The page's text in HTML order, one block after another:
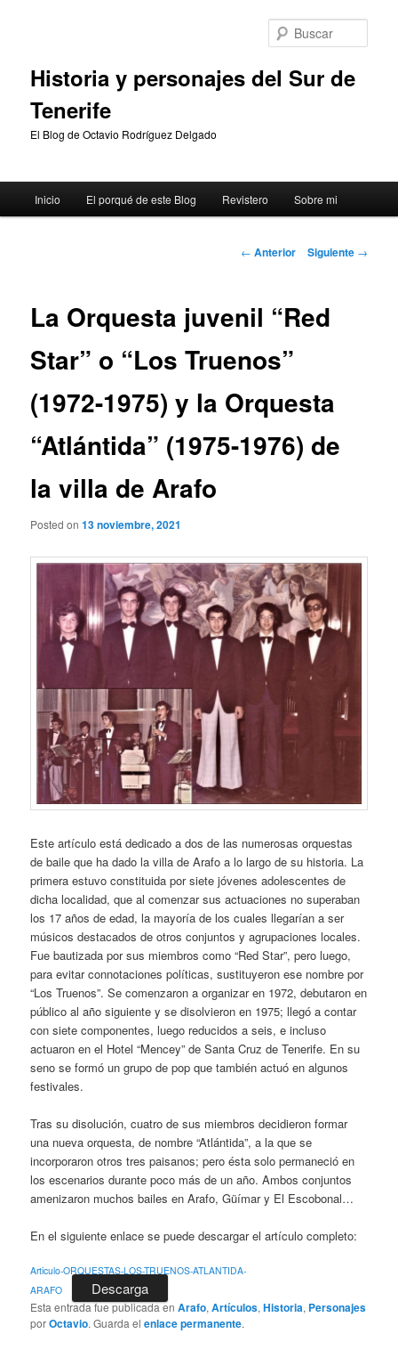
Historia y personajes del Sur de
Tenerife
El Blog de Octavio Rodríguez Delgado
principal
Inicio El porqué de este Blog Revistero Sobre mi
Navegación
← Anterior Siguiente →
La Orquesta juvenil “Red
Star” o “Los Truenos”
(1972-1975) y la Orquesta
“Atlántida” (1975-1976) de
la villa de Arafo
Posted on13 noviembre, 2021
Este artículo está dedicado a dos de las numerosas orquestas
de baile que ha dado la villa de Arafo a lo largo de su historia. La
primera estuvo constituida por siete jóvenes adolescentes de
dicha localidad, que al comenzar sus actuaciones no superaban
los 17 años de edad, la mayoría de los cuales llegarían a ser
músicos destacados de otros conjuntos y agrupaciones locales.
Fue bautizada por sus miembros como “Red Star”, pero luego,
para evitar connotaciones políticas, sustituyeron ese nombre por
“Los Truenos”. Se comenzaron a organizar en 1972, debutaron en
público al año siguiente y se disolvieron en 1975; llegó a contar
con siete componentes, luego reducidos a seis, e incluso
actuaron en el Hotel “Mencey” de Santa Cruz de Tenerife. En su
seno se formó un grupo de pop que también actuó en algunos
festivales.
Tras su disolución, cuatro de sus miembros decidieron formar
una nueva orquesta, de nombre “Atlántida”, a la que se
incorporaron otros tres paisanos; pero ésta solo permaneció en
los escenarios durante poco más de un año. Ambos conjuntos
amenizaron muchos bailes en Arafo, Güímar y El Escobonal…
En el siguiente enlace se puede descargar el artículo completo:
Articulo-ORQUESTAS-LOS-TRUENOS-ATLANTIDA-
ARAFO
Descarga
Esta entrada fue publicada enArafo,Artículos,Historia, Personajes
porOctavio. Guarda elenlace permanente.